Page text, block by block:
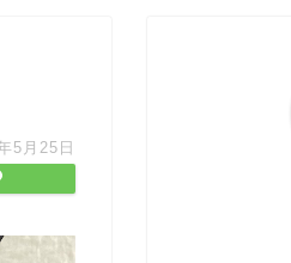
5月25日